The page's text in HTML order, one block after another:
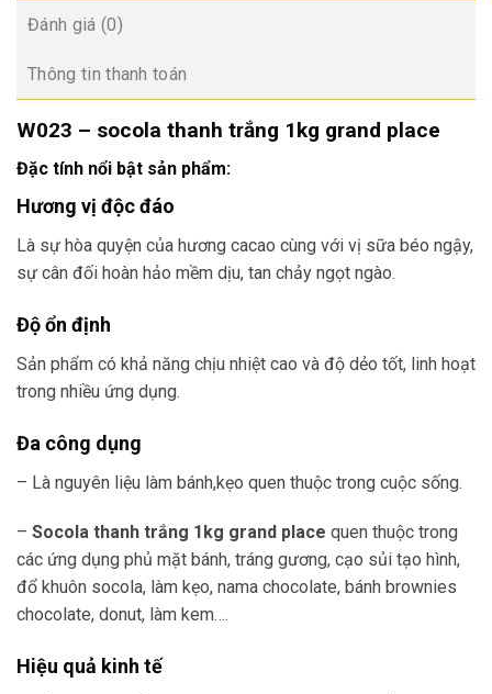
Đánh giá (0)
Thông tin thanh toán
W023 – socola thanh trắng 1kg grand place
Đặc tính nổi bật sản phẩm:
Hương vị độc đáo
Là sự hòa quyện của hương cacao cùng với vị sữa béo ngậy,
sự cân đối hoàn hảo mềm dịu, tan chảy ngọt ngào.
Độ ổn định
Sản phẩm có khả năng chịu nhiệt cao và độ dẻo tốt, linh hoạt
trong nhiều ứng dụng.
Đa công dụng
– Là nguyên liệu làm bánh,kẹo quen thuộc trong cuộc sống.
– Socola thanh trắng 1kg grand place quen thuộc trong
các ứng dụng phủ mặt bánh, tráng gương, cạo sủi tạo hình,
đổ khuôn socola, làm kẹo, nama chocolate, bánh brownies
chocolate, donut, làm kem….
Hiệu quả kinh tế